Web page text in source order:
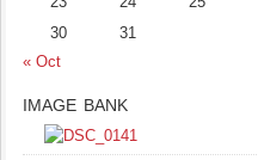
30
31
« Oct
IMAGE BANK